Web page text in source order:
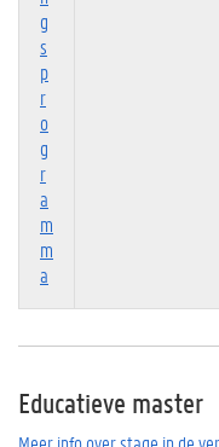
g
s
p
r
o
g
r
a
m
m
a
Educatieve master